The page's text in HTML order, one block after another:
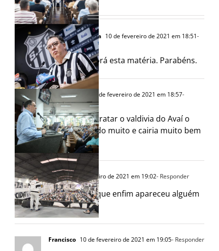
17 Comentários
Claudimir Bezerra 10 de fevereiro de 2021 em 18:51-
Responder
Só aplausos prá esta matéria. Parabéns.
Rondon Silva 10 de fevereiro de 2021 em 18:57-
Responder
Tem que contratar o valdivia do Avaí o
cara ta jogando muito e cairia muito bem
na Vila.
Max 10 de fevereiro de 2021 em 19:02- Responder
Uauuuu. Até que enfim apareceu alguém
lúcido
Francisco 10 de fevereiro de 2021 em 19:05- Responder